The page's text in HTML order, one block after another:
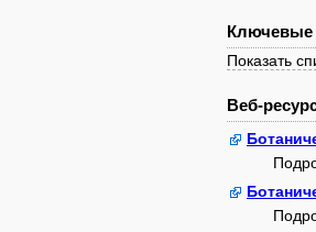
Ключевые
Показать
Веб-